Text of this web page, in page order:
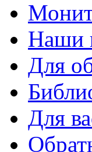
Наши
Для
Для